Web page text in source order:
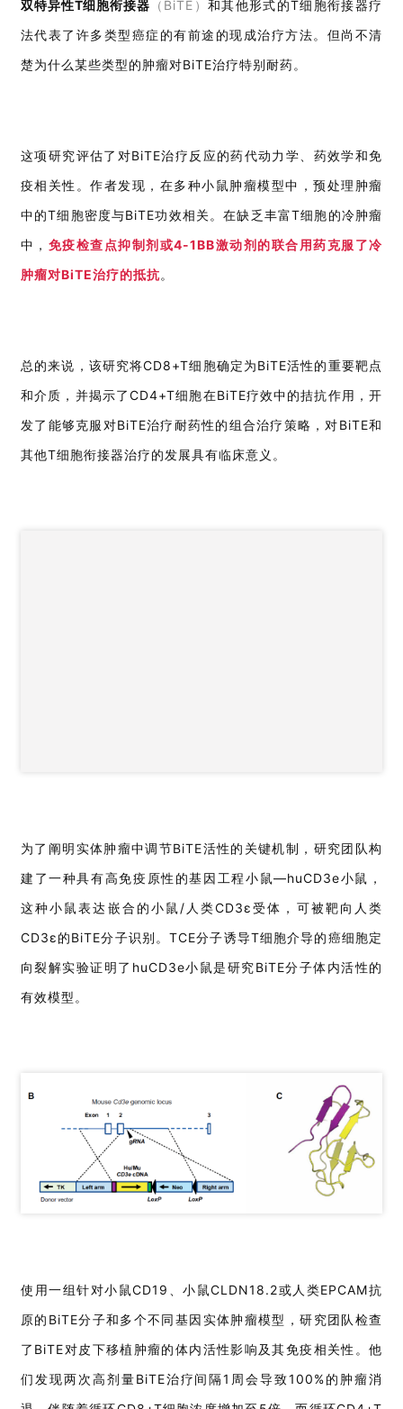
双特异性T细胞衔接器 （BiTE） 和其他形式的T细胞衔接器疗
法代表了许多类型癌症的有前途的现成治疗方法。但尚不清
楚为什么某些类型的肿瘤对BiTE治疗特别耐药。
这项研究评估了对BiTE治疗反应的药代动力学、药效学和免
疫相关性。作者发现，在多种小鼠肿瘤模型中，预处理肿瘤
中的T细胞密度与BiTE功效相关。在缺乏丰富T细胞的冷肿瘤
中， 免疫检查点抑制剂或4-1BB激动剂的联合用药克服了冷
肿瘤对BiTE治疗的抵抗。
总的来说，该研究将CD8+T细胞确定为BiTE活性的重要靶点
和介质，并揭示了CD4+T细胞在BiTE疗效中的拮抗作用，开
发了能够克服对BiTE治疗耐药性的组合治疗策略，对BiTE和
其他T细胞衔接器治疗的发展具有临床意义。
为了阐明实体肿瘤中调节BiTE活性的关键机制，研究团队构
建了一种具有高免疫原性的基因工程小鼠—huCD3e小鼠，
这种小鼠表达嵌合的小鼠/人类CD3ɛ受体，可被靶向人类
CD3ɛ的BiTE分子识别。TCE分子诱导T细胞介导的癌细胞定
向裂解实验证明了huCD3e小鼠是研究BiTE分子体内活性的
有效模型。
使用一组针对小鼠CD19、小鼠CLDN18.2或人类EPCAM抗
原的BiTE分子和多个不同基因实体肿瘤模型，研究团队检查
了BiTE对皮下移植肿瘤的体内活性影响及其免疫相关性。他
们发现两次高剂量BiTE治疗间隔1周会导致100%的肿瘤消